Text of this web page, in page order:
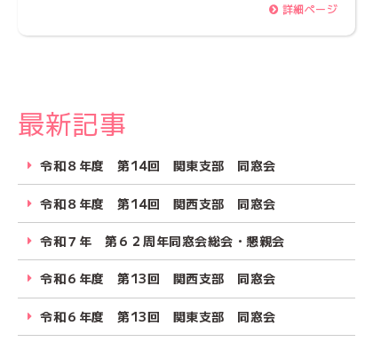
詳細ページ
最新記事
令和８年度 第14回 関東支部 同窓会
令和８年度 第14回 関西支部 同窓会
令和７年 第６２周年同窓会総会・懇親会
令和６年度 第13回 関西支部 同窓会
令和６年度 第13回 関東支部 同窓会